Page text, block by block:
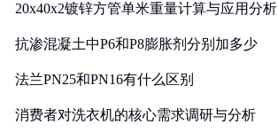
20x40x2镀锌方管单米重量计算与应用分析
抗渗混凝土中P6和P8膨胀剂分别加多少
法兰PN25和PN16有什么区别
消费者对洗衣机的核心需求调研与分析